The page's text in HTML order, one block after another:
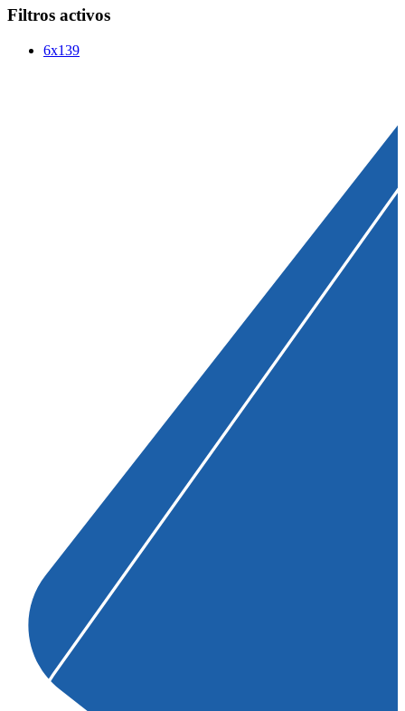
Filtros activos
6x139